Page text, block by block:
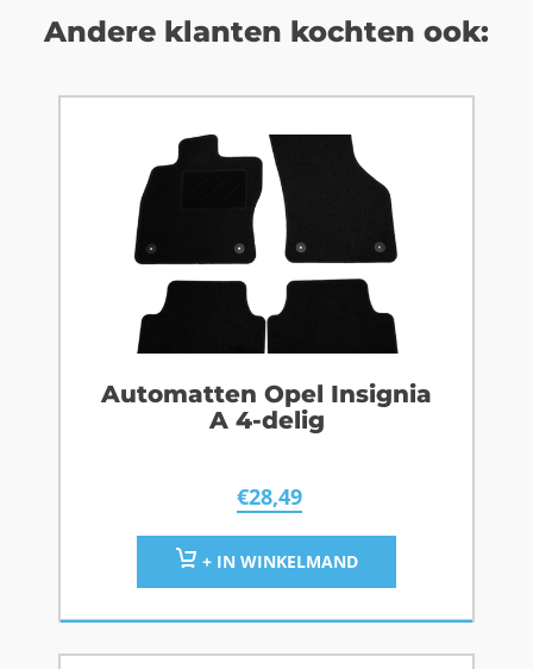
Andere klanten kochten ook:
Automatten Opel Insignia
A 4-delig
€28,49
+ IN WINKELMAND